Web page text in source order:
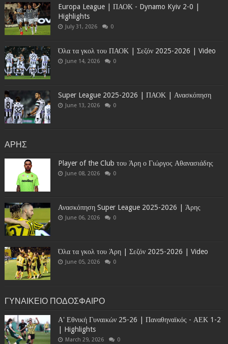
Europa League | ΠΑΟΚ - Dynamo Kyiv 2-0 |
Highlights
July 31, 2026 0
Όλα τα γκολ του ΠΑΟΚ | Σεζόν 2025-2026 | Video
June 14, 2026 0
Super League 2025-2026 | ΠΑΟΚ | Ανασκόπηση
June 13, 2026 0
ΑΡΗΣ
Player of the Club του Άρη ο Γιώργος Αθανασιάδης
June 08, 2026 0
Ανασκόπηση Super League 2025-2026 | Άρης
June 06, 2026 0
Όλα τα γκολ του Άρη | Σεζόν 2025-2026 | Video
June 05, 2026 0
ΓΥΝΑΙΚΕΙΟ ΠΟΔΟΣΦΑΙΡΟ
Α' Εθνική Γυναικών 25-26 | Παναθηναϊκός - ΑΕΚ 1-2
| Highlights
March 29, 2026 0